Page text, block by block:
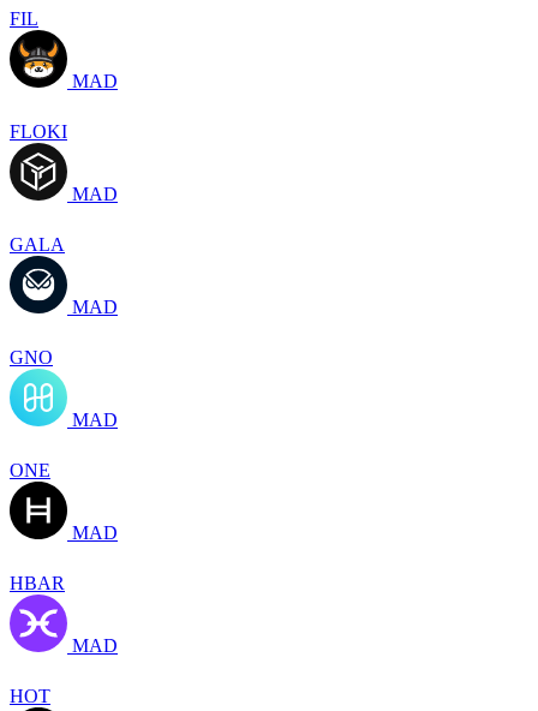
FIL
MAD
FLOKI
MAD
GALA
MAD
GNO
MAD
ONE
MAD
HBAR
MAD
HOT